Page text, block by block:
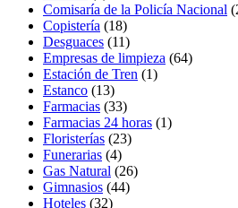
Comisaría de la Policía Nacional
Copistería (18)
Desguaces (11)
Empresas de limpieza (64)
Estación de Tren (1)
Estanco (13)
Farmacias (33)
Farmacias 24 horas (1)
Floristerías (23)
Funerarias (4)
Gas Natural (26)
Gimnasios (44)
Hoteles (32)